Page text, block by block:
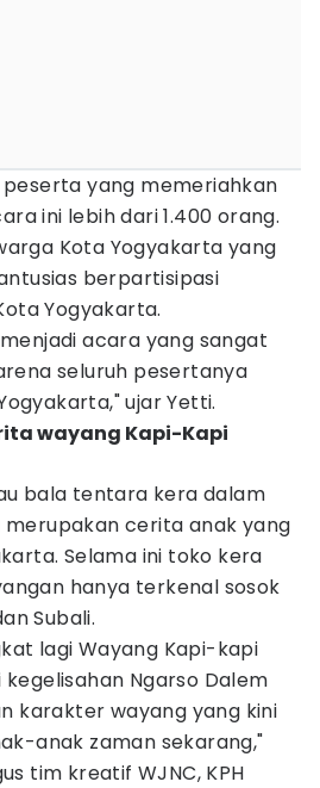
yang memeriahkan
ini lebih dari 1.400 orang.
Kota Yogyakarta yang
berpartisipasi
Yogyakarta.
acara yang sangat
seluruh pesertanya
ujar Yetti.
wayang Kapi-Kapi
bala tentara kera dalam
cerita anak yang
Selama ini toko kera
hanya terkenal sosok
Subali.
lagi Wayang Kapi-kapi
Ngarso Dalem
karakter wayang yang kini
anak zaman sekarang,"
tim kreatif WJNC, KPH